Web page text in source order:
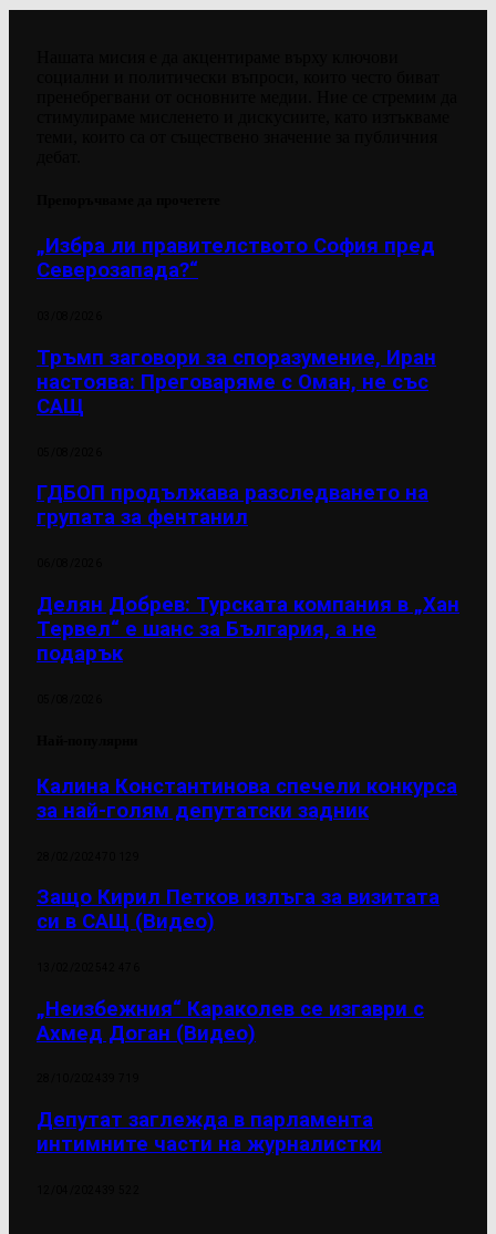
„Избра ли правителството София пред
Северозапада?“
Тръмп заговори за споразумение, Иран
настоява: Преговаряме с Оман, не със
САЩ
ГДБОП продължава разследването на
групата за фентанил
Делян Добрев: Турската компания в „Хан
Тервел“ е шанс за България, а не
подарък
Калина Константинова спечели конкурса
за най-голям депутатски задник
Защо Кирил Петков излъга за визитата
си в САЩ (Видео)
„Неизбежния“ Караколев се изгаври с
Ахмед Доган (Видео)
Депутат заглежда в парламента
интимните части на журналистки